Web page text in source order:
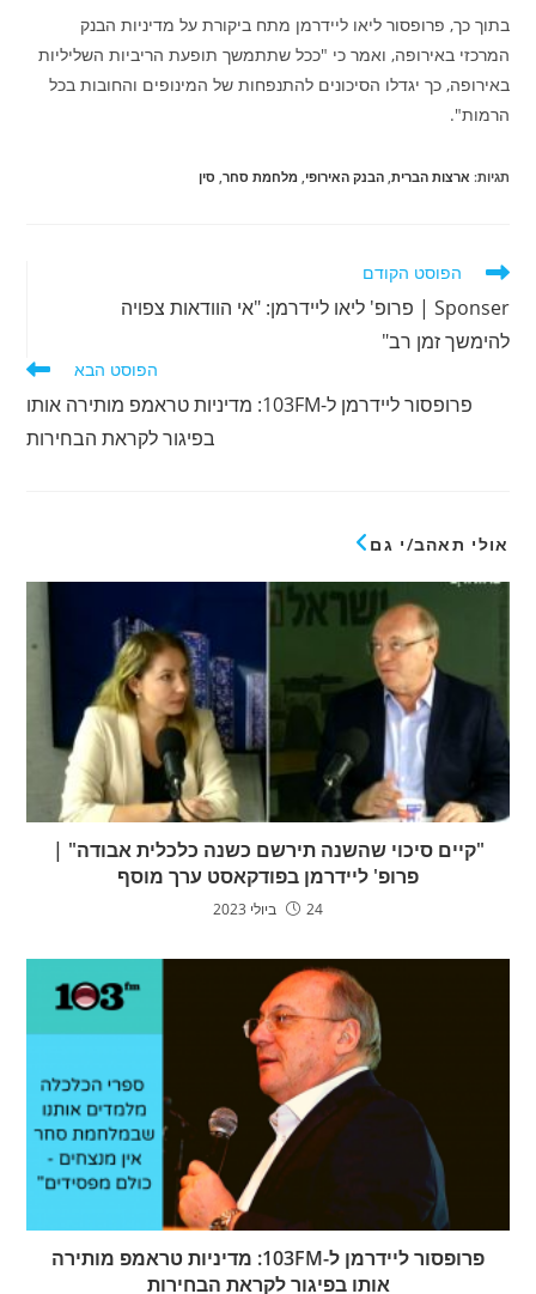
בתוך כך, פרופסור ליאו ליידרמן מתח ביקורת על מדיניות הבנק
המרכזי באירופה, ואמר כי "ככל שתתמשך תופעת הריביות השליליות
באירופה, כך יגדלו הסיכונים להתנפחות של המינופים והחובות בכל
הרמות".
תגיות: ארצות הברית הבנק האירופי מלחמת סחר סין
לקרוא
נוספים
הפוסט הקודם
Sponser | פרופ' ליאו ליידרמן: "אי הוודאות צפויה
להימשך זמן רב"
הפוסט הבא
פרופסור ליידרמן ל-103FM: מדיניות טראמפ מותירה אותו
בפיגור לקראת הבחירות
אולי תאהב/י גם
"קיים סיכוי שהשנה תירשם כשנה כלכלית אבודה" |
פרופ' ליידרמן בפודקאסט ערך מוסף
24 ביולי 2023
פרופסור ליידרמן ל-103FM: מדיניות טראמפ מותירה
אותו בפיגור לקראת הבחירות